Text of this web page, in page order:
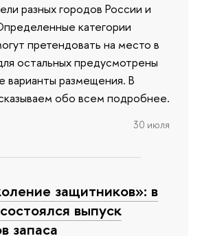
разных городов России и
категории
претендовать на место в
остальных предусмотрены
варианты размещения. В
обо всем подробнее.
30 июля
защитников»: в
выпуск
запаса